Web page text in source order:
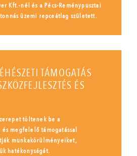
Kft.-nél és a Pécs-Reménypusztai
üzemi repceátlag született.
TÁMOGATÁS
ÉS
töltenek be a
és megfelelő támogatással
munkakörülményeiket,
hatékonyságát.